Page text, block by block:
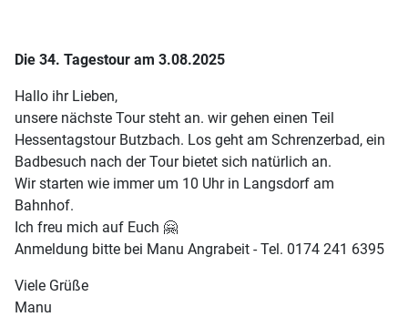
Die 34. Tagestour am 3.08.2025
Hallo ihr Lieben,
unsere nächste Tour steht an. wir gehen einen Teil
Hessentagstour Butzbach. Los geht am Schrenzerbad, ein
Badbesuch nach der Tour bietet sich natürlich an.
Wir starten wie immer um 10 Uhr in Langsdorf am
Bahnhof.
Ich freu mich auf Euch 🤗
Anmeldung bitte bei Manu Angrabeit - Tel. 0174 241 6395
Viele Grüße
Manu